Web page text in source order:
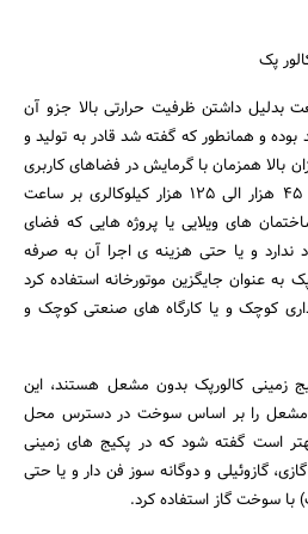
جستجو
پک
بدلیل داشتن ظرفیت حرارتی بالا جزو آن
و همانطور که گفته شد قادر به تولید و
بالا همزمان با گرمایش در فضاهای کاربری
است. این پکیج در ظرفیت های 45 هزار الی 125 هزار کیلوکالری بر ساعت
های ویلایی یا پروژه هایی که فضای
ندارد و یا حتی هزینه ی اجرا آن به صرفه
به عنوان جایگزین موتورخانه استفاده کرد
کوچک و یا کارگاه های صنعتی کوچک و
زمینی کالورپک بدون مشعل هستند، این
مشعل را بر اساس سوخت در دسترس محل
است گفته شود که در پکیج های زمینی
گازوئیلی و دوگانه سوز فن دار و یا حتی
سوخت گاز استفاده کرد.